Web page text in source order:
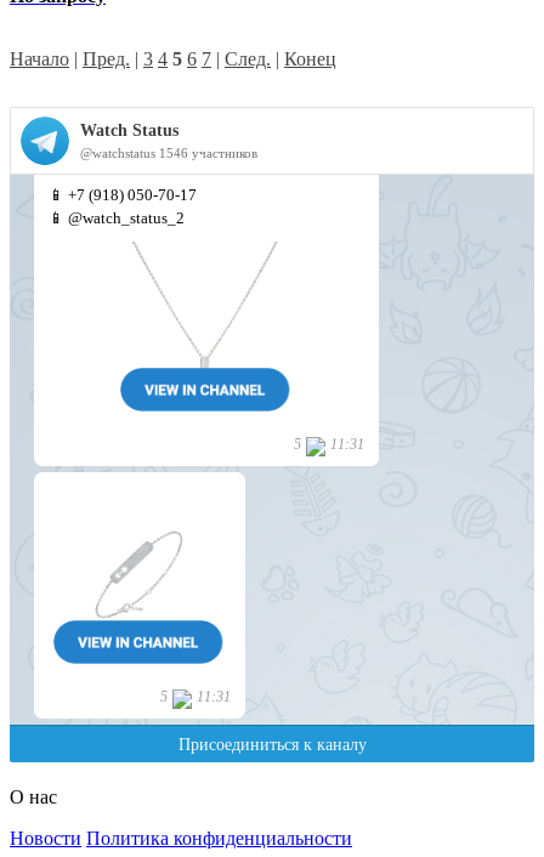
Начало | Пред. | 3 4 5 6 7 | След. | Конец
О нас
Новости Политика конфиденциальности